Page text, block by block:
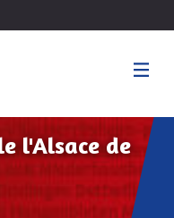
l'Alsace de